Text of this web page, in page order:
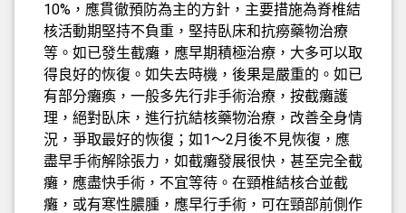
10%，應貫徹預防為主的方針，主要措施為脊椎結
核活動期堅持不負重，堅持臥床和抗癆藥物治療
等。如已發生截癱，應早期積極治療，大多可以取
得良好的恢復。如失去時機，後果是嚴重的。如已
有部分癱瘓，一般多先行非手術治療，按截癱護
理，絕對臥床，進行抗結核藥物治療，改善全身情
況，爭取最好的恢復；如1～2月後不見恢復，應
盡早手術解除張力，如截癱發展很快，甚至完全截
癱，應盡快手術，不宜等待。在頸椎結核合並截
癱，或有寒性膿腫，應早行手術，可在頸部前側作